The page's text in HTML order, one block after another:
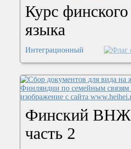
Курс финского
языка
Интеграционный
Финский ВНЖ
часть 2